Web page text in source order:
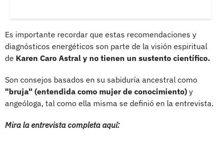
Es importante recordar que estas recomendaciones y
diagnósticos energéticos son parte de la visión espiritual
de Karen Caro Astral y no tienen un sustento científico.
Son consejos basados en su sabiduría ancestral como
"bruja" (entendida como mujer de conocimiento) y
angeóloga, tal como ella misma se definió en la entrevista.
Mira la entrevista completa aquí: